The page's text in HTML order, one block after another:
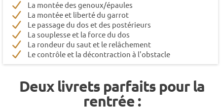
La montée des genoux/épaules
La montée et liberté du garrot
Le passage du dos et des postérieurs
La souplesse et la force du dos
La rondeur du saut et le relâchement
Le contrôle et la décontraction à l'obstacle
Deux livrets parfaits pour la
rentrée :